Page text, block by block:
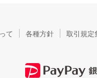
て 各種方針 取引規定